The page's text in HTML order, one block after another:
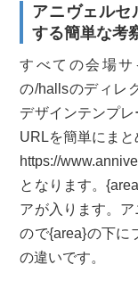
アニヴェルセ
する簡単な考
すべての会場サ
の/hallsのディレ
デザインテンプ
URLを簡単にまと
https://
となります。
アが入ります。
ので{area}の下に
の違いです。